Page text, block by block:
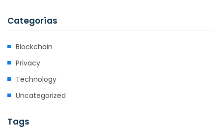
Categorías
Blockchain
Privacy
Technology
Uncategorized
Tags